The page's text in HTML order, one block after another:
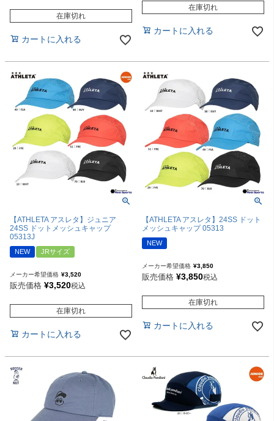
在庫切れ
カートに入れる
在庫切れ
カートに入れる
【ATHLETA アスレタ】ジュニア
24SS ドットメッシュキャップ
05313J
NEW JRサイズ
メーカー希望価格 ¥3,520
販売価格 ¥3,520税込
在庫切れ
カートに入れる
【ATHLETA アスレタ】24SS ドット
メッシュキャップ 05313
NEW
メーカー希望価格 ¥3,850
販売価格 ¥3,850税込
在庫切れ
カートに入れる